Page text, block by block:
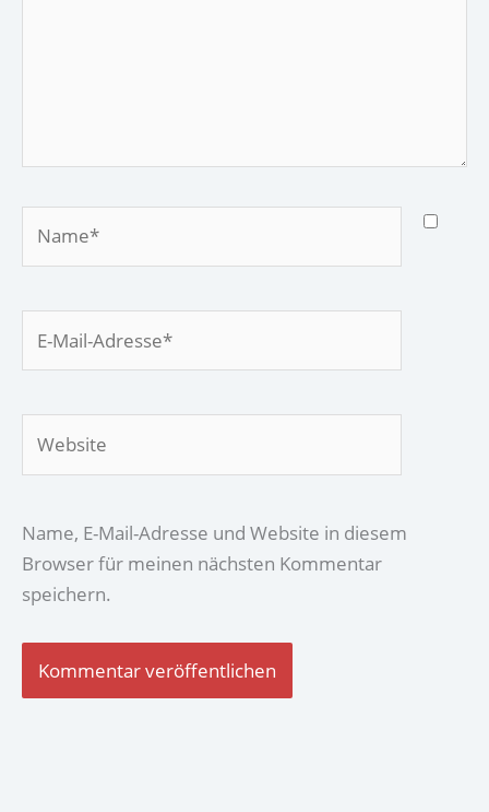
Mail-
Name, E-Mail-Adresse und Website in diesem
Browser für meinen nächsten Kommentar
speichern.